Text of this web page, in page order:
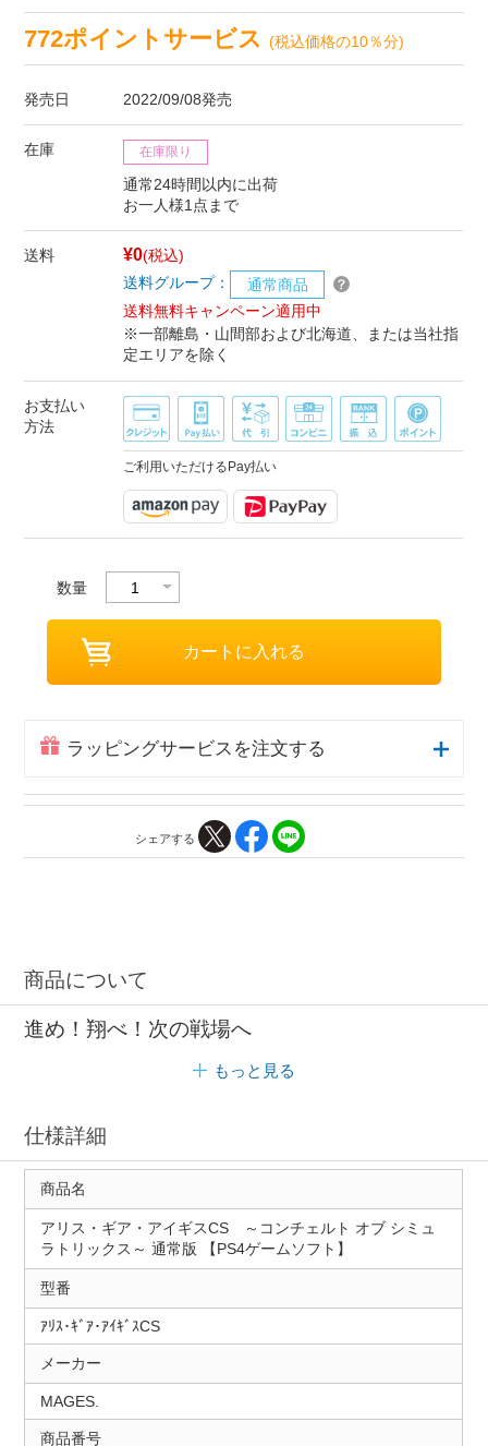
772ポイントサービス(税込価格の10％分)
発売日 2022/09/08発売
在庫 在庫限り
通常24時間以内に出荷
お一人様1点まで
送料 ¥0(税込)
送料グループ：
通常商品
送料無料キャンペーン適用中
※一部離島・山間部および北海道、または当社指
定エリアを除く
お支払い
方法
ご利用いただけるPay払い
数量
ラッピングサービスを注文する
シェアする
商品について
進め！翔べ！次の戦場へ
もっと見る
仕様詳細
商品名
アリス・ギア・アイギスCS ～コンチェルト オブ シミュ
ラトリックス～ 通常版 【PS4ゲームソフト】
型番
ｱﾘｽ･ｷﾞｱ･ｱｲｷﾞｽCS
メーカー
MAGES.
商品番号